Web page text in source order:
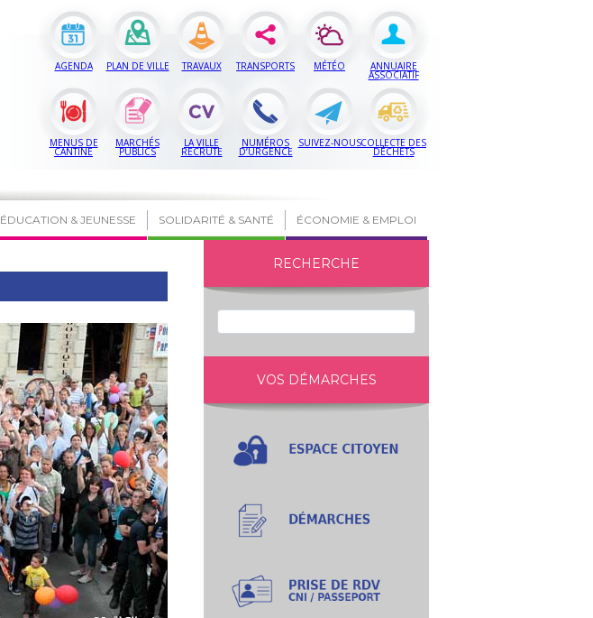
AGENDA PLAN DE VILLE TRAVAUX TRANSPORTS MÉTÉO ANNUAIRE
ASSOCIATIF
MENUS DE
CANTINE
MARCHÉS
PUBLICS
LA VILLE
RECRUTE
NUMÉROS
D’URGENCE
SUIVEZ-NOUSCOLLECTE DES
DÉCHETS
ÉDUCATION & JEUNESSE SOLIDARITÉ & SANTÉ ÉCONOMIE & EMPLOI
RECHERCHE
VOS DÉMARCHES